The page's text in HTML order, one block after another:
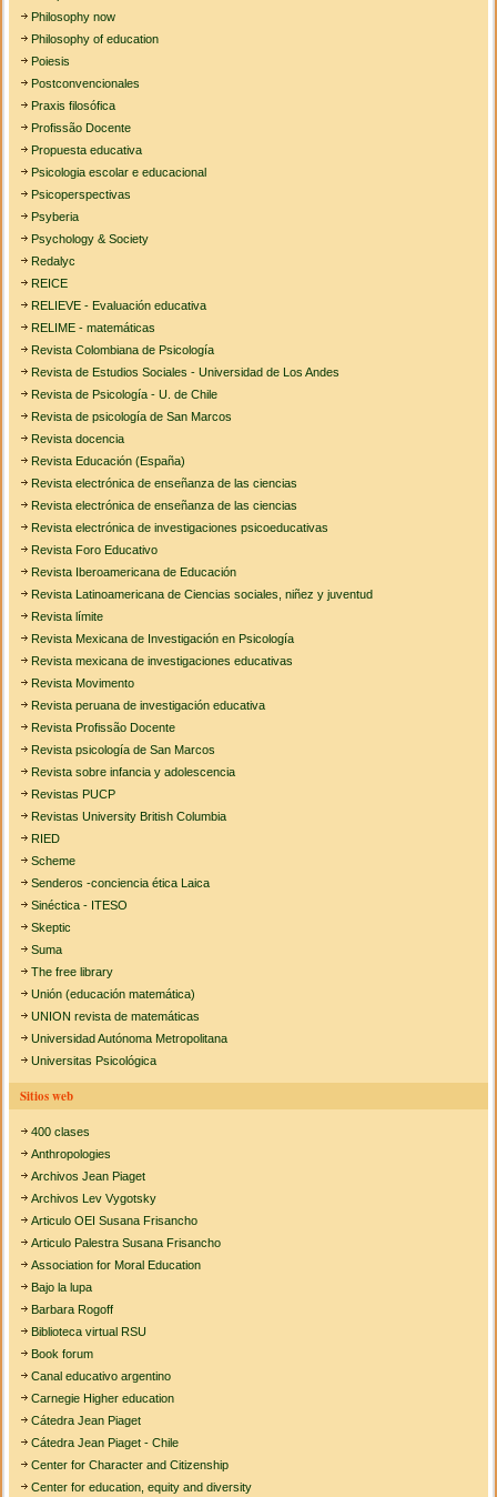
Philosophy now
Philosophy of education
Poiesis
Postconvencionales
Praxis filosófica
Profissão Docente
Propuesta educativa
Psicologia escolar e educacional
Psicoperspectivas
Psyberia
Psychology & Society
Redalyc
REICE
RELIEVE - Evaluación educativa
RELIME - matemáticas
Revista Colombiana de Psicología
Revista de Estudios Sociales - Universidad de Los Andes
Revista de Psicología - U. de Chile
Revista de psicología de San Marcos
Revista docencia
Revista Educación (España)
Revista electrónica de enseñanza de las ciencias
Revista electrónica de enseñanza de las ciencias
Revista electrónica de investigaciones psicoeducativas
Revista Foro Educativo
Revista Iberoamericana de Educación
Revista Latinoamericana de Ciencias sociales, niñez y juventud
Revista límite
Revista Mexicana de Investigación en Psicología
Revista mexicana de investigaciones educativas
Revista Movimento
Revista peruana de investigación educativa
Revista Profissão Docente
Revista psicología de San Marcos
Revista sobre infancia y adolescencia
Revistas PUCP
Revistas University British Columbia
RIED
Scheme
Senderos -conciencia ética Laica
Sinéctica - ITESO
Skeptic
Suma
The free library
Unión (educación matemática)
UNION revista de matemáticas
Universidad Autónoma Metropolitana
Universitas Psicológica
Sitios web
400 clases
Anthropologies
Archivos Jean Piaget
Archivos Lev Vygotsky
Articulo OEI Susana Frisancho
Articulo Palestra Susana Frisancho
Association for Moral Education
Bajo la lupa
Barbara Rogoff
Biblioteca virtual RSU
Book forum
Canal educativo argentino
Carnegie Higher education
Cátedra Jean Piaget
Cátedra Jean Piaget - Chile
Center for Character and Citizenship
Center for education, equity and diversity